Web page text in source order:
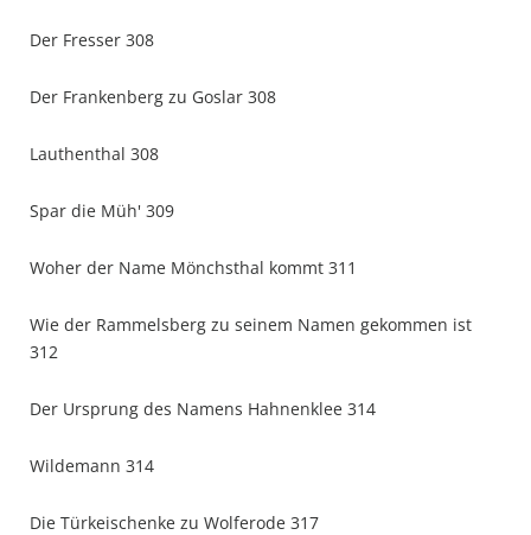
Der Fresser 308
Der Frankenberg zu Goslar 308
Lauthenthal 308
Spar die Müh' 309
Woher der Name Mönchsthal kommt 311
Wie der Rammelsberg zu seinem Namen gekommen ist
312
Der Ursprung des Namens Hahnenklee 314
Wildemann 314
Die Türkeischenke zu Wolferode 317